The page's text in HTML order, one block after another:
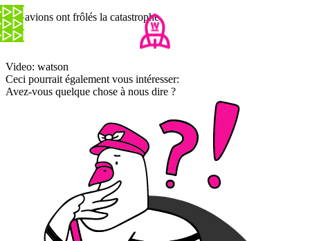
Ces avions ont frôlés la catastrophe
Video: watson
Ceci pourrait également vous intéresser:
Avez-vous quelque chose à nous dire ?